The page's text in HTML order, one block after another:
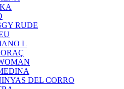
RUDE
L
DEL CORRO